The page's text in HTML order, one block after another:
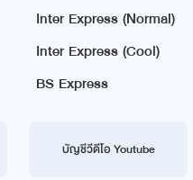
Inter Express (Normal)
Inter Express (Cool)
BS Express
บัญชีวีดีโอ Youtube